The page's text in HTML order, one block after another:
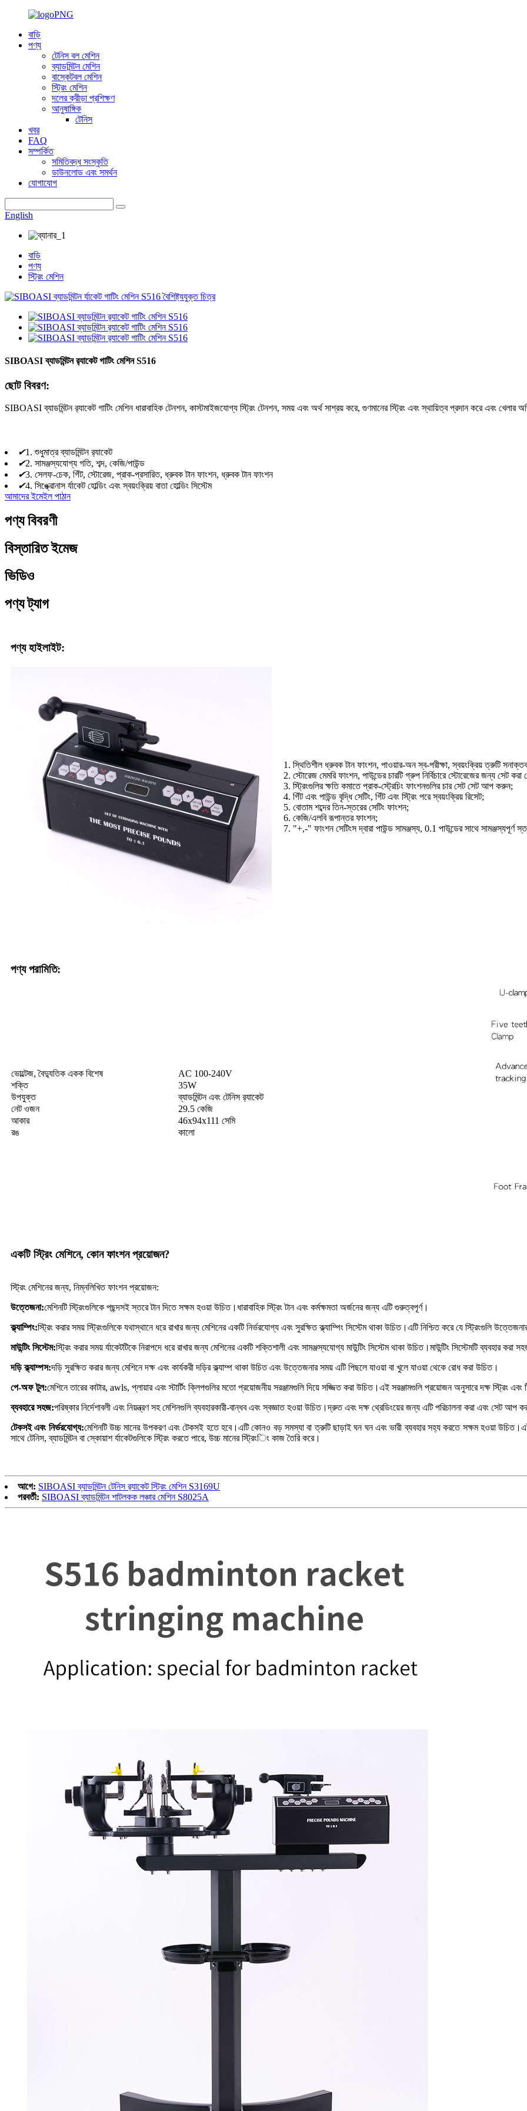
বাড়ি
পণ্য
টেনিস বল মেশিন
ব্যাডমিন্টন মেশিন
বাস্কেটবল মেশিন
স্ট্রিং মেশিন
দলের ক্রীড়া প্রশিক্ষণ
আনুষাঙ্গিক
টেনিস
খবর
FAQ
সম্পর্কিত
সমিতিবদ্ধ সংস্কৃতি
ডাউনলোড এবং সমর্থন
যোগাযোগ
English
বাড়ি
পণ্য
স্ট্রিং মেশিন
SIBOASI ব্যাডমিন্টন র‌্যাকেট গাটিং মেশিন S516
ছোট বিবরণ:
SIBOASI ব্যাডমিন্টন র‌্যাকেট গাটিং মেশিন ধারাবাহিক টেনশন, কাস্টমাইজযোগ্য স্ট্রিং টেনশন, সময় এবং অর্থ সাশ্রয় করে, গুণমানের স্ট্রিং এবং স্থায়িত্ব প্রদান করে এবং খেলার
✔1. শুধুমাত্র ব্যাডমিন্টন র‌্যাকেট
✔2. সামঞ্জস্যযোগ্য গতি, শব্দ, কেজি/পাউন্ড
✔3. সেলফ-চেক, গিঁট, স্টোরেজ, প্রাক-প্রসারিত, ধ্রুবক টান ফাংশন, ধ্রুবক টান ফাংশন
✔4. সিঙ্ক্রোনাস র্যাকেট হোল্ডিং এবং স্বয়ংক্রিয় বাতা হোল্ডিং সিস্টেম
আমাদের ইমেইল পাঠান
পণ্য বিবরণী
বিস্তারিত ইমেজ
ভিডিও
পণ্য ট্যাগ
পণ্য হাইলাইট:
1. স্থিতিশীল ধ্রুবক টান ফাংশন, পাওয়ার-অন স্ব-পরীক্ষা, স্বয়ংক্রিয় ত্রুটি
2. স্টোরেজ মেমরি ফাংশন, পাউন্ডের চারটি গ্রুপ নির্বিচারে স্টোরেজের জন্য সেট করা
3. স্ট্রিংগুলির ক্ষতি কমাতে প্রাক-স্ট্রেচিং ফাংশনগুলির চার সেট সেট আপ করুন;
4. গিঁট এবং পাউন্ড বৃদ্ধি সেটিং, গিঁট এবং স্ট্রিং পরে স্বয়ংক্রিয় রিসেট;
5. বোতাম শব্দের তিন-স্তরের সেটিং ফাংশন;
6. কেজি/এলবি রূপান্তর ফাংশন;
7. "+,-" ফাংশন সেটিংস দ্বারা পাউন্ড সামঞ্জস্য, 0.1 পাউন্ডের সাথে সামঞ্জস্যপূর্ণ
পণ্য পরামিতি:
ভোল্টেজ, বৈদ্যুতিক একক বিশেষ
AC 100-240V
শক্তি
35W
উপযুক্ত
ব্যাডমিন্টন এবং টেনিস র‌্যাকেট
নেট ওজন
29.5 কেজি
আকার
46x94x111 সেমি
রঙ
কালো
একটি স্ট্রিং মেশিনে, কোন ফাংশন প্রয়োজন?
স্ট্রিং মেশিনের জন্য, নিম্নলিখিত ফাংশন প্রয়োজন:
উত্তেজনা:মেশিনটি স্ট্রিংগুলিকে পছন্দসই স্তরে টান দিতে সক্ষম হওয়া উচিত।ধারাবাহিক স্ট্রিং টান এবং কর্মক্ষমতা অর্জনের জন্য এটি গুরুত্বপূর্ণ।
ক্ল্যাম্পিং:স্ট্রিং করার সময় স্ট্রিংগুলিকে যথাস্থানে ধরে রাখার জন্য মেশিনের একটি নির্ভরযোগ্য এবং সুরক্ষিত ক্ল্যাম্পিং সিস্টেম থাকা উচিত।এটি নিশ্চিত করে যে স্ট্রিংগুলি
মাউন্টিং সিস্টেম:স্ট্রিং করার সময় র্যাকেটটিকে নিরাপদে ধরে রাখার জন্য মেশিনের একটি শক্তিশালী এবং সামঞ্জস্যযোগ্য মাউন্টিং সিস্টেম থাকা উচিত।মাউন্টিং সিস্টেমটি ব্যবহার
দড়ি ক্ল্যাম্পস:দড়ি সুরক্ষিত করার জন্য মেশিনে দক্ষ এবং কার্যকরী দড়ির ক্ল্যাম্প থাকা উচিত এবং উত্তেজনার সময় এটি পিছলে যাওয়া বা খুলে যাওয়া থেকে রোধ করা উচিত।
পে-অফ টুল:মেশিনে তারের কাটার, awls, প্লায়ার এবং স্টার্টিং ক্লিপগুলির মতো প্রয়োজনীয় সরঞ্জামগুলি দিয়ে সজ্জিত করা উচিত।এই সরঞ্জামগুলি প্রয়োজন অনুসারে দক্ষ স্ট্রিং
ব্যবহারে সহজ:পরিষ্কার নির্দেশাবলী এবং নিয়ন্ত্রণ সহ মেশিনগুলি ব্যবহারকারী-বান্ধব এবং স্বজ্ঞাত হওয়া উচিত।দ্রুত এবং দক্ষ থ্রেডিংয়ের জন্য এটি পরিচালনা করা এবং সেট
টেকসই এবং নির্ভরযোগ্য:মেশিনটি উচ্চ মানের উপকরণ এবং টেকসই হতে হবে।এটি কোনও বড় সমস্যা বা ত্রুটি ছাড়াই ঘন ঘন এবং ভারী ব্যবহার সহ্য করতে সক্ষম হওয়া উচিত।এই
সাথে টেনিস, ব্যাডমিন্টন বা স্কোয়াশ র্যাকেটগুলিকে স্ট্রিং করতে পারে, উচ্চ মানের স্ট্রিংিং কাজ তৈরি করে।
আগে: SIBOASI ব্যাডমিন্টন টেনিস র‌্যাকেট স্ট্রিং মেশিন S3169U
পরবর্তী: SIBOASI ব্যাডমিন্টন শাটলকক লঞ্চার মেশিন S8025A